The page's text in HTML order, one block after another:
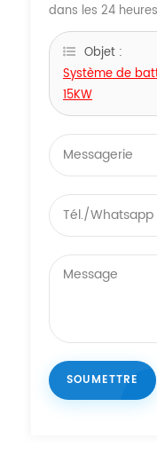
dans les 24
Objet :
Système de
15KW